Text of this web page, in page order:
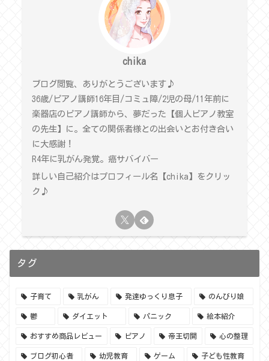
chika
ブログ閲覧、ありがとうございます♪
36歳/ピアノ講師16年目/コミュ障/2児の母/11年前に
楽器店のピアノ講師から、夢だった【個人ピアノ教室
の先生】に。全ての関係者様との出会いとお付き合い
に大感謝！
R4年に乳がん発覚。癌サバイバー
詳しい自己紹介はプロフィール名【chika】をクリッ
ク♪
タグ
子育て 乳がん 発達ゆっくり息子 のんびり娘
鬱 ダイエット パニック 絵本紹介
おすすめ商品レビュー ピアノ 帝王切開 心の整理
ブログ初心者 幼児教育 ゲーム 子ども性教育